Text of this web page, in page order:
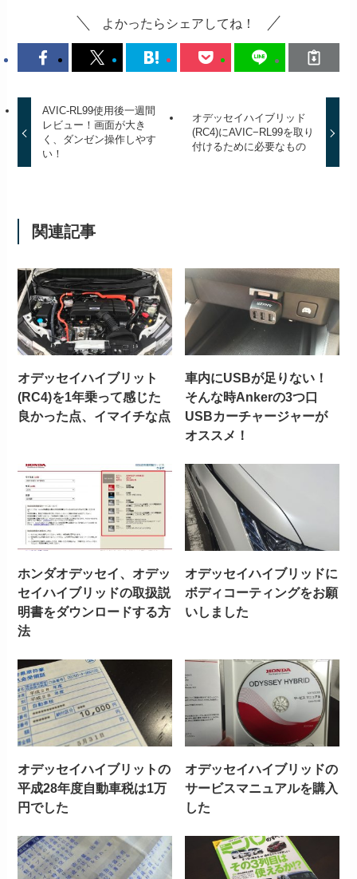
よかったらシェアしてね！
AVIC-RL99使用後一週間
レビュー！画面が大き
く、ダンゼン操作しやす
い！
オデッセイハイブリッド
(RC4)にAVIC−RL99を取り
付けるために必要なもの
関連記事
オデッセイハイブリット
(RC4)を1年乗って感じた
良かった点、イマイチな点
車内にUSBが足りない！
そんな時Ankerの3つ口
USBカーチャージャーが
オススメ！
ホンダオデッセイ、オデッ
セイハイブリッドの取扱説
明書をダウンロードする方
法
オデッセイハイブリッドに
ボディコーティングをお願
いしました
オデッセイハイブリットの
平成28年度自動車税は1万
円でした
オデッセイハイブリッドの
サービスマニュアルを購入
した